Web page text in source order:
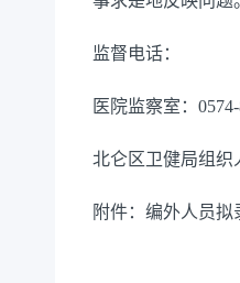
监督电话：
医院监察室： 0574-
北仑区卫健局组织
附件：编外人员